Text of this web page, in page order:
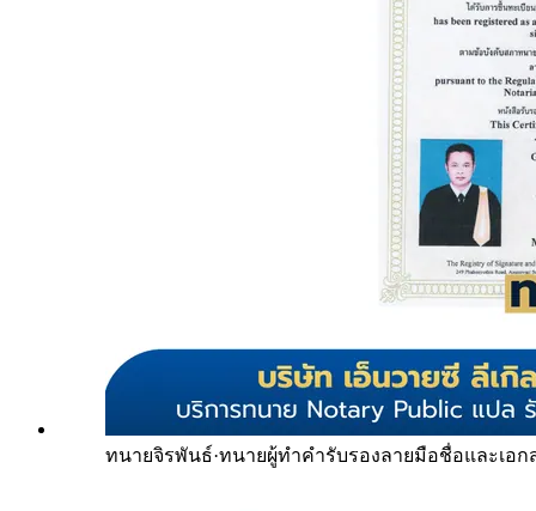
ทนายจิรพันธ์·ทนายผู้ทำคำรับรองลายมือชื่อและเอก